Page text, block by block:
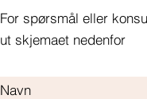
For spørsmål eller
ut skjemaet nedenfor
Navn